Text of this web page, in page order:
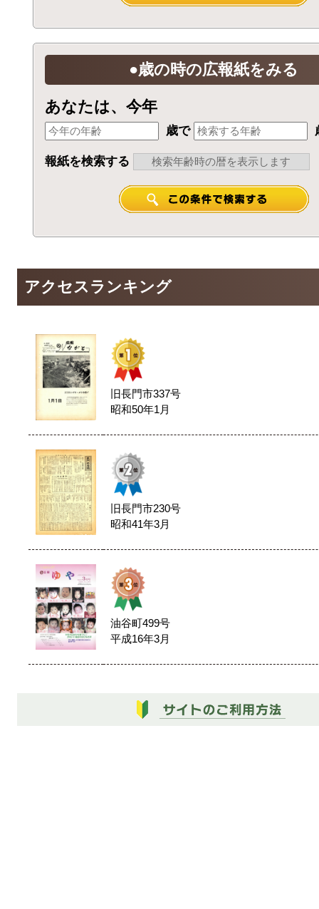
●歳の時の広報紙をみる
あなたは、今年
歳で
報紙を検索する
アクセスランキング
旧長門市337号
昭和50年1月
旧長門市230号
昭和41年3月
油谷町499号
平成16年3月